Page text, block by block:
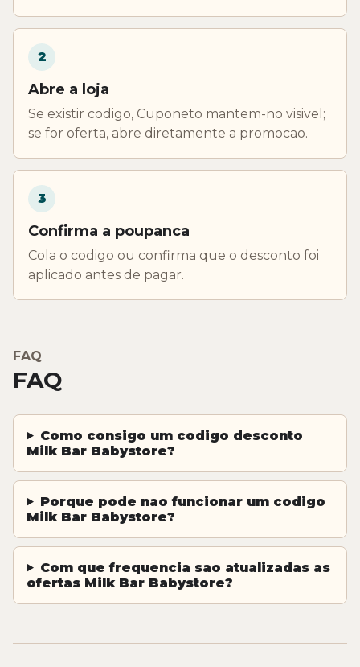
2
Abre a loja
Se existir codigo, Cuponeto mantem-no visivel;
se for oferta, abre diretamente a promocao.
3
Confirma a poupanca
Cola o codigo ou confirma que o desconto foi
aplicado antes de pagar.
FAQ
FAQ
Como consigo um codigo desconto
Milk Bar Babystore?
Porque pode nao funcionar um codigo
Milk Bar Babystore?
Com que frequencia sao atualizadas as
ofertas Milk Bar Babystore?